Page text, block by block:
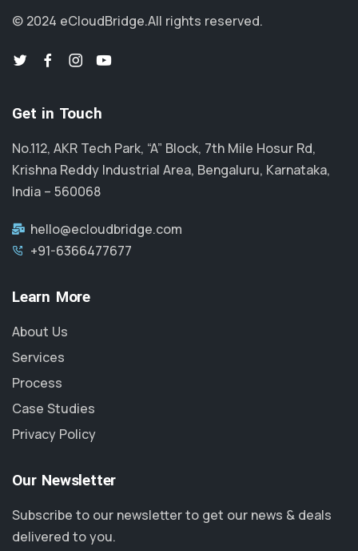
© 2024 eCloudBridge.All rights reserved.
Get in Touch
No.112, AKR Tech Park, “A” Block, 7th Mile Hosur Rd,
Krishna Reddy Industrial Area, Bengaluru, Karnataka,
India – 560068
hello@ecloudbridge.com
+91-6366477677
Learn More
About Us
Services
Process
Case Studies
Privacy Policy
Our Newsletter
Subscribe to our newsletter to get our news & deals
delivered to you.